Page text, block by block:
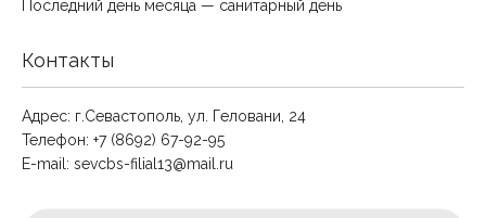
Последний день месяца — санитарный день
Контакты
Адрес: г.Севастополь, ул. Геловани, 24
Телефон: +7 (8692) 67-92-95
E-mail: sevcbs-filial13@mail.ru